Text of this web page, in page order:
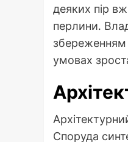
деяких пір
перлини.
збереженням
умовах
Споруда